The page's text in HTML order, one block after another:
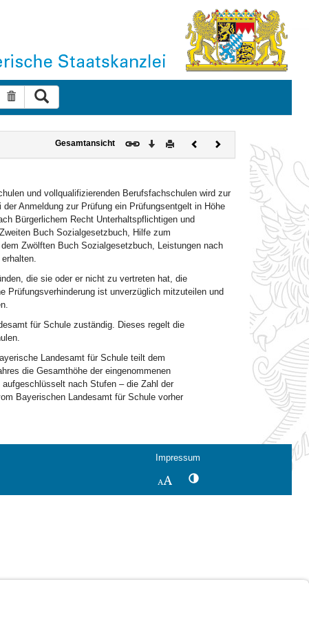
Suche zurücksetzen
Gesamtansicht Download
DruckenVorherigesNächstes
Dokument
und vollqualifizierenden Berufsfachschulen wird zur
Anmeldung zur Prüfung ein Prüfungsentgelt in Höhe
Bürgerlichem Recht Unterhaltspflichtigen und
Buch Sozialgesetzbuch, Hilfe zum
Zwölften Buch Sozialgesetzbuch, Leistungen nach
die sie oder er nicht zu vertreten hat, die
ist unverzüglich mitzuteilen und
für Schule zuständig. Dieses regelt die
Landesamt für Schule teilt dem
die Gesamthöhe der eingenommenen
nach Stufen – die Zahl der
Bayerischen Landesamt für Schule vorher
Impressum
SchriftgrößeKontrastwechsel